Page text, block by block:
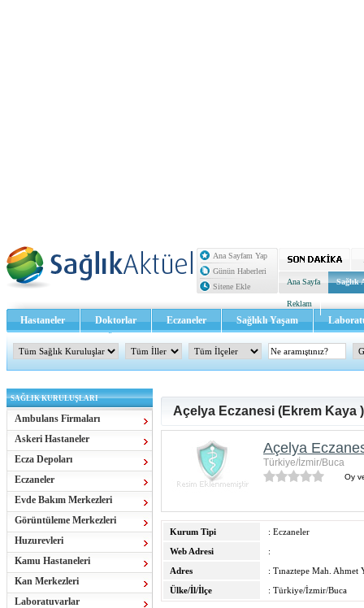
Ana Sayfam Yap
Günün Haberleri
Sitene Ekle
Ana Sayfa Sağlık
Reklam
Hastaneler Doktorlar Eczaneler Sağlıklı Yaşam
Sağlık TV - Video İletişim
SAĞLIK KURULUŞLARI
Ambulans Firmaları
Askeri Hastaneler
Ecza Depoları
Eczaneler
Evde Bakım Merkezleri
Görüntüleme Merkezleri
Huzurevleri
Kamu Hastaneleri
Kan Merkezleri
Laboratuvarlar
Açelya Eczanesi (Ekrem Kaya )
Açelya
Türkiye/İzmir/Buca
Oy
Kurum Tipi
: Eczaneler
Web Adresi
:
Adres
: Tınaztepe Mah. Ahmet
Ülke/İl/İlçe
: Türkiye/İzmir/Buca